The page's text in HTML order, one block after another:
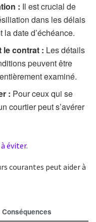
: Il est crucial de
dans les délais
date d’échéance.
le contrat : Les détails
peuvent être
examiné.
: Pour ceux qui se
courtier peut s’avérer
éviter.
courantes peut aider à
Conséquences